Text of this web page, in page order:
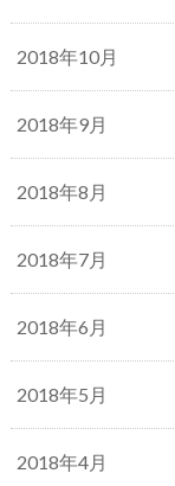
2018年10月
2018年9月
2018年8月
2018年7月
2018年6月
2018年5月
2018年4月